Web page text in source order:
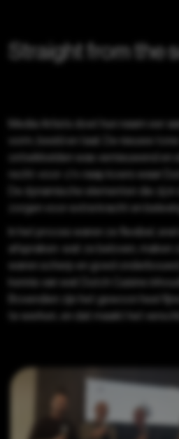
Straight from the
Media Artists doet hun naam eer
vorm, beeld en taal. De nieuwe
ontwikkelden was vernieuwend en
recht-voor-z’n-raap koers waar
De dynamische elementen die zij
zorgen voor extra kracht en
In het proces waren ze flexibel, snel
afspraken: wat ze beloven, maken
waren scherp en goed
kennis van wat Dutch Cuisine
Bovendien zijn het gewoon heel
te werken, en dat maakt het verschil.